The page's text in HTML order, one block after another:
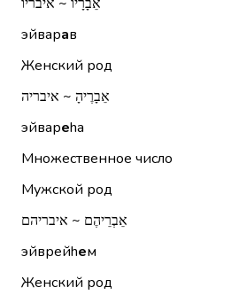
эйварав
Женский род
אֵבָרֶיהָ ~ איבריה
эйвареhа
Множественное число
Мужской род
אֵבְרֵיהֶם ~ איבריהם
эйврейhем
Женский род